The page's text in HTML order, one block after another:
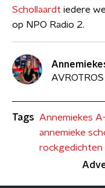
Schollaardt iedere
op NPO Radio 2.
AVROTROS
Tags Annemiekes
annemieke
rockgedichten